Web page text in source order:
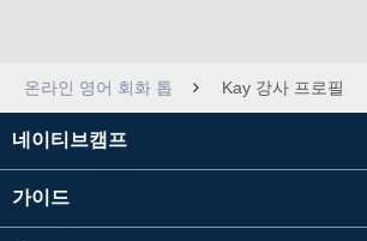
온라인 영어 회화 톱 Kay 강사 프로필
네이티브캠프
가이드